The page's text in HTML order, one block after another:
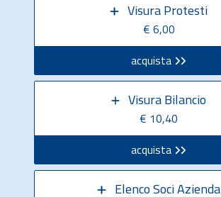
Visura Protesti
€ 6,00
acquista
Visura Bilancio
€ 10,40
acquista
Elenco Soci Azienda